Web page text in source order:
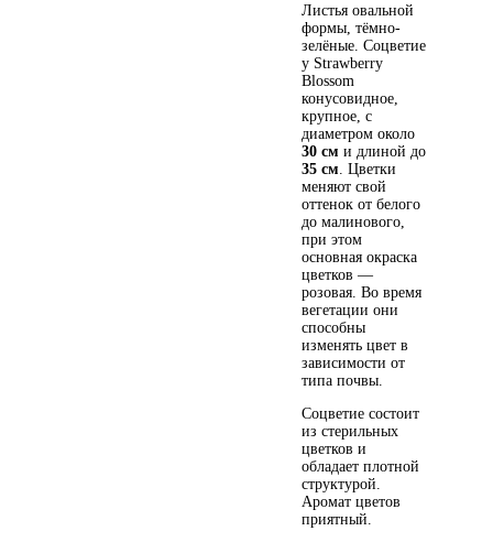
Листья овальной
формы, тёмно-
зелёные. Соцветие
у Strawberry
Blossom
конусовидное,
крупное, с
диаметром около
30 см и длиной до
35 см . Цветки
меняют свой
оттенок от белого
до малинового,
при этом
основная окраска
цветков —
розовая. Во время
вегетации они
способны
изменять цвет в
зависимости от
типа почвы.
Соцветие состоит
из стерильных
цветков и
обладает плотной
структурой.
Аромат цветов
приятный.